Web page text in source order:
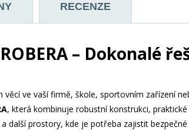
RECENZE
– Dokonalé
ve vaší firmě, škole, sportovním zařízení
, která kombinuje robustní konstrukci,
další prostory, kde je potřeba zajistit